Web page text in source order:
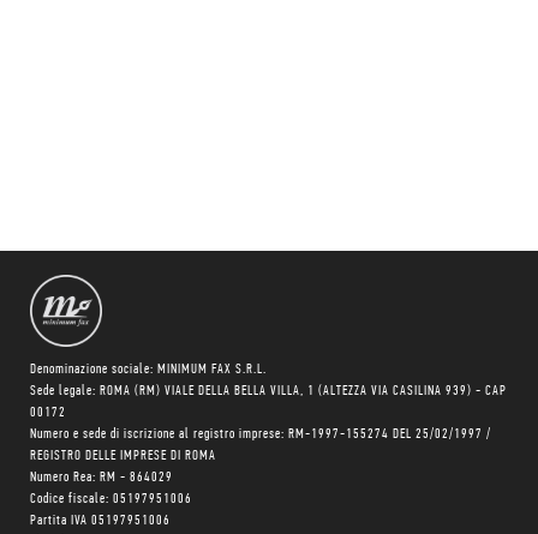
Denominazione sociale: MINIMUM FAX S.R.L.
Sede legale: ROMA (RM) VIALE DELLA BELLA VILLA, 1 (ALTEZZA VIA CASILINA 939) - CAP
00172
Numero e sede di iscrizione al registro imprese: RM-1997-155274 DEL 25/02/1997 /
REGISTRO DELLE IMPRESE DI ROMA
Numero Rea: RM - 864029
Codice fiscale: 05197951006
Partita IVA 05197951006